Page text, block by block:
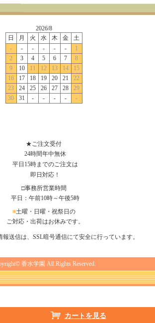
★ご注文受付
24時間年中無休
平日15時までのご注文は
即日対応！
□事務所営業時間
平日：午前10時～午後5時
■土曜・日曜・祝祭日の
ご対応・出荷はお休みです。
送信は、SSL暗号通信にて安全に行っています。
香水学園 All Rights Reserved.
カートを見る